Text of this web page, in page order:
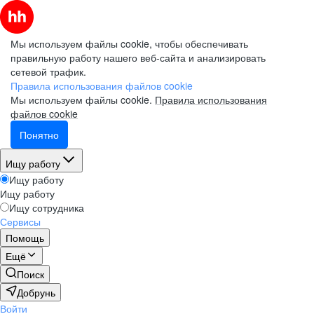
Мы используем файлы cookie, чтобы обеспечивать
правильную работу нашего веб-сайта и анализировать
сетевой трафик.
Правила использования файлов cookie
Мы используем файлы cookie. Правила использования
файлов cookie
Понятно
Ищу работу
Ищу работу
Ищу работу
Ищу сотрудника
Сервисы
Помощь
Ещё
Поиск
Добрунь
Войти